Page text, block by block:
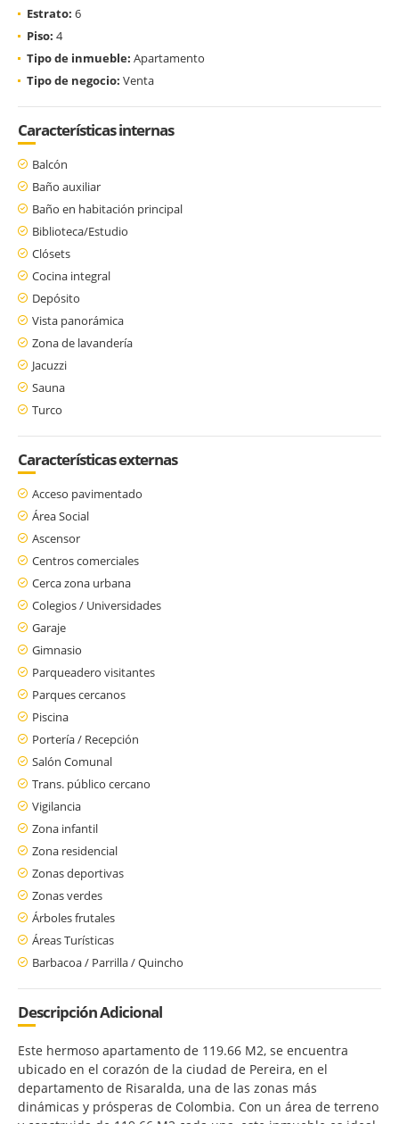
Estrato: 6
Piso: 4
Tipo de inmueble: Apartamento
Tipo de negocio: Venta
Características internas
Balcón
Baño auxiliar
Baño en habitación principal
Biblioteca/Estudio
Clósets
Cocina integral
Depósito
Vista panorámica
Zona de lavandería
Jacuzzi
Sauna
Turco
Características externas
Acceso pavimentado
Área Social
Ascensor
Centros comerciales
Cerca zona urbana
Colegios / Universidades
Garaje
Gimnasio
Parqueadero visitantes
Parques cercanos
Piscina
Portería / Recepción
Salón Comunal
Trans. público cercano
Vigilancia
Zona infantil
Zona residencial
Zonas deportivas
Zonas verdes
Árboles frutales
Áreas Turísticas
Barbacoa / Parrilla / Quincho
Descripción Adicional
Este hermoso apartamento de 119.66 M2, se encuentra
ubicado en el corazón de la ciudad de Pereira, en el
departamento de Risaralda, una de las zonas más
dinámicas y prósperas de Colombia. Con un área de terreno